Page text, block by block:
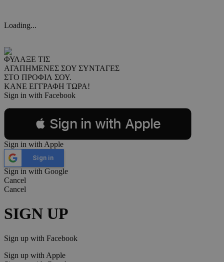
Loading...
ΦΥΛΑΞΕ ΤΙΣ
ΑΓΑΠΗΜΕΝΕΣ ΣΟΥ ΣΥΝΤΑΓΕΣ
ΣΤΟ ΠΡΟΦΙΛ ΣΟΥ.
ΚΑΝΕ ΕΓΓΡΑΦΗ ΤΩΡΑ!
Sign in with Facebook
 Sign in with Apple
Sign in with Apple
Sign in
Sign in with Google
Cancel
Cancel
SIGN UP
Sign up with Facebook
Sign up with Apple